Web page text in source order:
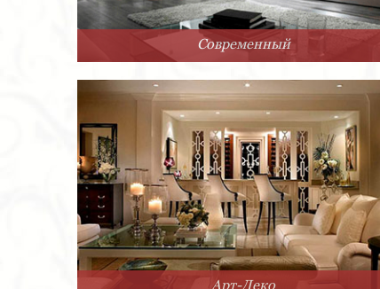
Современный
Арт-Деко